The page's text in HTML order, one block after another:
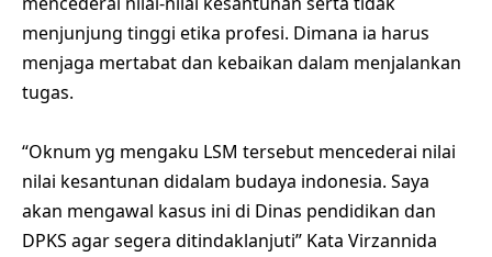
menjunjung tinggi etika profesi. Dimana ia harus
menjaga mertabat dan kebaikan dalam menjalankan
tugas.
“Oknum yg mengaku LSM tersebut mencederai nilai
nilai kesantunan didalam budaya indonesia. Saya
akan mengawal kasus ini di Dinas pendidikan dan
DPKS agar segera ditindaklanjuti” Kata Virzannida